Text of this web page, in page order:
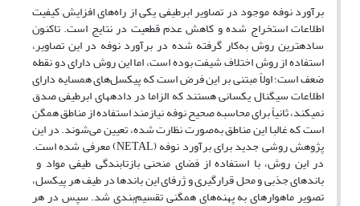
برآورد نوفه موجود در تصاویر ابرطیفی یکی از راه‌های افزایش کیفیت
اطلاعات استخراج شده و کاهش عدم قطعیت در نتایج است. تا‌کنون
ساده­ترین روش به‌کار گرفته شده در برآورد نوفه در این تصاویر،
استفاده از روش اختلاف شیفت بوده­ است، اما این روش دارای دو نقطه
ضعف است؛ اولاً مبتنی بر این فرض است که پیکسل‌های همسایه دارای
اطلاعات سیگنال یکسانی هستند که الزاما در داده­های ابرطیفی صدق
نمی­کند، ثانیاً برای محاسبه صحیح نوفه نیازمند استفاده از مناطق همگن
است که غالبا این مناطق به‌صورت نظارت شده، تعیین می‌شوند. در این
پژوهش روشی جدید برای برآورد نوفه (NETAL) معرفی شده­ است.
در این روش، با استفاده از فضای منحنی بازتابندگی طیفی مواد و
باندهای جذبی و محل قرارگیری و ژرفای این باندها در طیف هر پیکسل،
تصویر ماهواره­ای به پهنه‌های همگنی تقسیم‌بندی شد. سپس در هر